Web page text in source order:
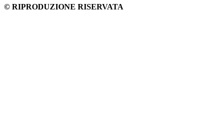
© RIPRODUZIONE RISERVATA